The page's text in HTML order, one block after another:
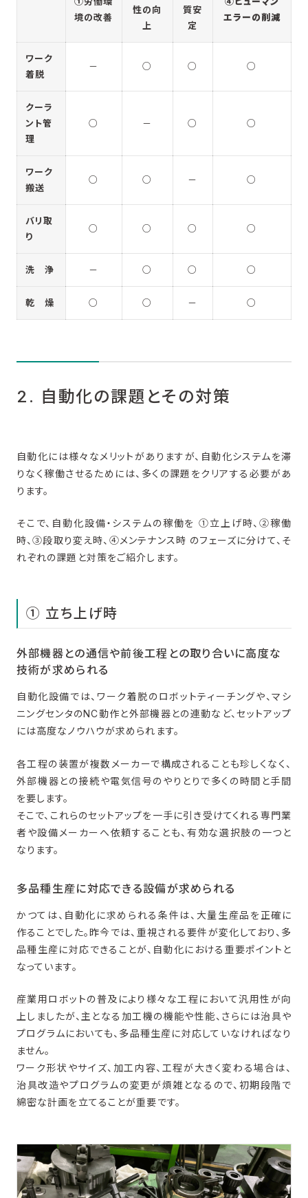
境の改善
性の向
上
質安
定
エラーの削減
ワーク
着脱
－ ○ ○ ○
クーラ
ント管
理
○ － ○ ○
ワーク
搬送
○ ○ － ○
バリ取
り
○ ○ ○ ○
洗 浄 － ○ ○ ○
乾 燥 ○ ○ － ○
2. 自動化の課題とその対策
自動化には様々なメリットがありますが、自動化システムを滞
りなく稼働させるためには、多くの課題をクリアする必要があ
ります。
そこで、自動化設備・システムの稼働を ①立上げ時、②稼働
時、③段取り変え時、④メンテナンス時 のフェーズに分けて、そ
れぞれの課題と対策をご紹介します。
① 立ち上げ時
外部機器との通信や前後工程との取り合いに高度な
技術が求められる
自動化設備では、ワーク着脱のロボットティーチングや、マシ
ニングセンタのNC動作と外部機器との連動など、セットアップ
には高度なノウハウが求められます。
各工程の装置が複数メーカーで構成されることも珍しくなく、
外部機器との接続や電気信号のやりとりで多くの時間と手間
を要します。
そこで、これらのセットアップを一手に引き受けてくれる専門業
者や設備メーカーへ依頼することも、有効な選択肢の一つと
なります。
多品種生産に対応できる設備が求められる
かつては、自動化に求められる条件は、大量生産品を正確に
作ることでした。昨今では、重視される要件が変化しており、多
品種生産に対応できることが、自動化における重要ポイントと
なっています。
産業用ロボットの普及により様々な工程において汎用性が向
上しましたが、主となる加工機の機能や性能、さらには治具や
プログラムにおいても、多品種生産に対応していなければなり
ません。
ワーク形状やサイズ、加工内容、工程が大きく変わる場合は、
治具改造やプログラムの変更が煩雑となるので、初期段階で
綿密な計画を立てることが重要です。